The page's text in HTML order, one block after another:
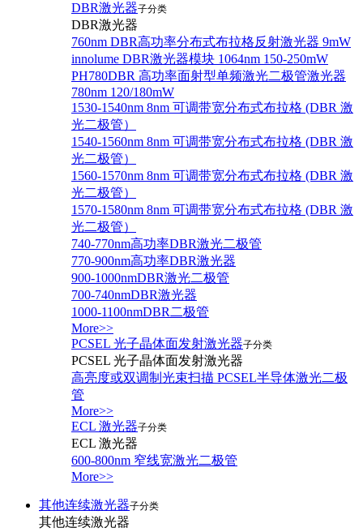
DBR激光器子分类
DBR激光器
760nm DBR高功率分布式布拉格反射激光器 9mW
innolume DBR激光器模块 1064nm 150-250mW
PH780DBR 高功率面射型单频激光二极管激光器
780nm 120/180mW
1530-1540nm 8nm 可调带宽分布式布拉格 (DBR 激
光二极管）
1540-1560nm 8nm 可调带宽分布式布拉格 (DBR 激
光二极管）
1560-1570nm 8nm 可调带宽分布式布拉格 (DBR 激
光二极管）
1570-1580nm 8nm 可调带宽分布式布拉格 (DBR 激
光二极管）
740-770nm高功率DBR激光二极管
770-900nm高功率DBR激光器
900-1000nmDBR激光二极管
700-740nmDBR激光器
1000-1100nmDBR二极管
More>>
PCSEL 光子晶体面发射激光器子分类
PCSEL 光子晶体面发射激光器
高亮度或双调制光束扫描 PCSEL半导体激光二极
管
More>>
ECL 激光器子分类
ECL 激光器
600-800nm 窄线宽激光二极管
More>>
其他连续激光器子分类
其他连续激光器